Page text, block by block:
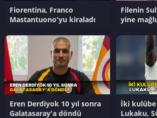
Fiorentina, Franco
Mastantuono'yu kiraladı
Filenin
yine
Eren Derdiyok 10 yıl sonra
Galatasaray'a döndü
İki
Lukaku,